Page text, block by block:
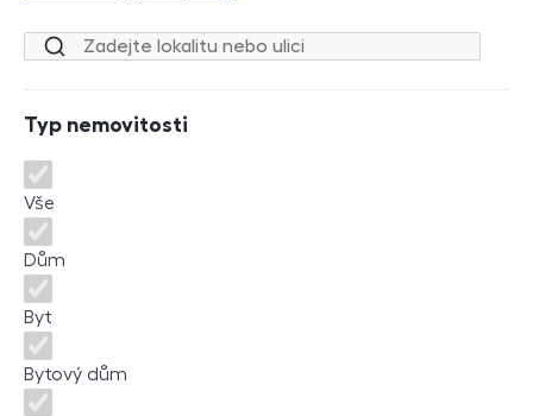
Lokalita nebo ulice
Typ nemovitosti
Typ nemovitosti
Vše
Dům
Byt
Bytový dům